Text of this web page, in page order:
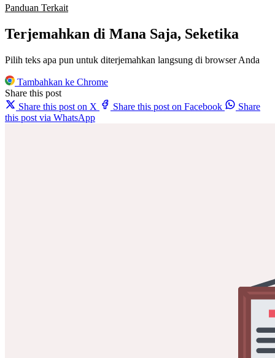
Panduan Terkait
Terjemahkan di Mana Saja, Seketika
Pilih teks apa pun untuk diterjemahkan langsung di browser Anda
Tambahkan ke Chrome
Share this post
Share this post on X
Share this post on Facebook
Share
this post via WhatsApp